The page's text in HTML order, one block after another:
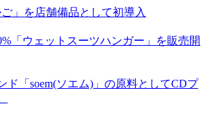
」を店舗備品として初導入
「ウェットスーツハンガー」を販売開
ド「soem(ソエム)」の原料としてCDプ